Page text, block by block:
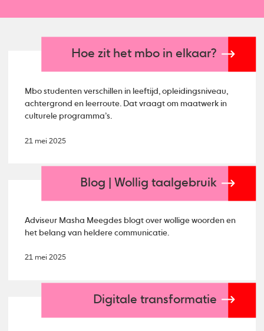
Hoe zit het mbo in elkaar?
Mbo studenten verschillen in leeftijd, opleidingsniveau,
achtergrond en leerroute. Dat vraagt om maatwerk in
culturele programma’s.
21 mei 2025
Blog | Wollig taalgebruik
Adviseur Masha Meegdes blogt over wollige woorden en
het belang van heldere communicatie.
21 mei 2025
Digitale transformatie